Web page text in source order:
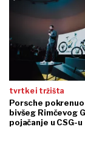
tvrtke i tržišta
Porsche
bivšeg Rimčevog
pojačanje u CSG-u